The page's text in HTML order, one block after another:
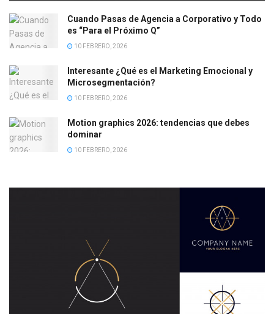
Cuando Pasas de Agencia a Corporativo y Todo
es “Para el Próximo Q”
10 FEBRERO, 2026
Interesante ¿Qué es el Marketing Emocional y
Microsegmentación?
10 FEBRERO, 2026
Motion graphics 2026: tendencias que debes
dominar
10 FEBRERO, 2026